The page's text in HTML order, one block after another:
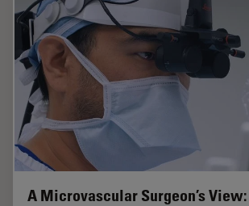
A Microvascular Surgeon’s